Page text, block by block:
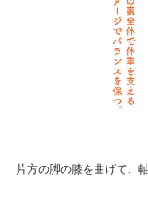
片方の脚の膝を曲げて、